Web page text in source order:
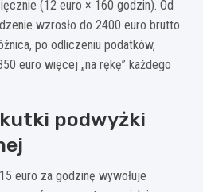
(12 euro × 160 godzin). Od
wzrosło do 2400 euro brutto
po odliczeniu podatków,
euro więcej „na rękę” każdego
podwyżki
euro za godzinę wywołuje